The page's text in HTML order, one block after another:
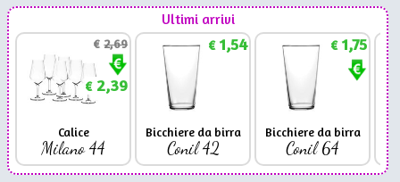
Ultimi arrivi
€2,69
€2,39
Calice
Milano 44
€1,54
Bicchiere da birra
Conil 42
€1,75
Bicchiere da birra
Conil 64